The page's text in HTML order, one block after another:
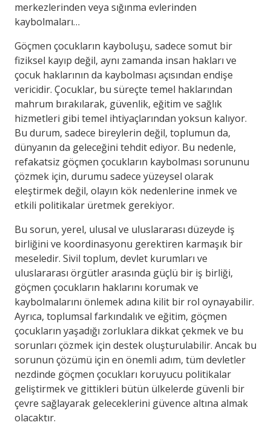
merkezlerinden veya sığınma evlerinden
kaybolmaları…
Göçmen çocukların kayboluşu, sadece somut bir
fiziksel kayıp değil, aynı zamanda insan hakları ve
çocuk haklarının da kaybolması açısından endişe
vericidir. Çocuklar, bu süreçte temel haklarından
mahrum bırakılarak, güvenlik, eğitim ve sağlık
hizmetleri gibi temel ihtiyaçlarından yoksun kalıyor.
Bu durum, sadece bireylerin değil, toplumun da,
dünyanın da geleceğini tehdit ediyor. Bu nedenle,
refakatsiz göçmen çocukların kaybolması sorununu
çözmek için, durumu sadece yüzeysel olarak
eleştirmek değil, olayın kök nedenlerine inmek ve
etkili politikalar üretmek gerekiyor.
Bu sorun, yerel, ulusal ve uluslararası düzeyde iş
birliğini ve koordinasyonu gerektiren karmaşık bir
meseledir. Sivil toplum, devlet kurumları ve
uluslararası örgütler arasında güçlü bir iş birliği,
göçmen çocukların haklarını korumak ve
kaybolmalarını önlemek adına kilit bir rol oynayabilir.
Ayrıca, toplumsal farkındalık ve eğitim, göçmen
çocukların yaşadığı zorluklara dikkat çekmek ve bu
sorunları çözmek için destek oluşturulabilir. Ancak bu
sorunun çözümü için en önemli adım, tüm devletler
nezdinde göçmen çocukları koruyucu politikalar
geliştirmek ve gittikleri bütün ülkelerde güvenli bir
çevre sağlayarak geleceklerini güvence altına almak
olacaktır.